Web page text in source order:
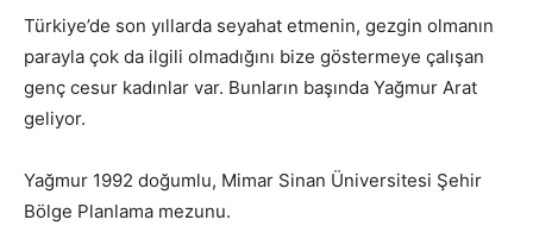
Türkiye’de son yıllarda seyahat etmenin, gezgin olmanın
parayla çok da ilgili olmadığını bize göstermeye çalışan
genç cesur kadınlar var. Bunların başında Yağmur Arat
geliyor.
Yağmur 1992 doğumlu, Mimar Sinan Üniversitesi Şehir
Bölge Planlama mezunu.